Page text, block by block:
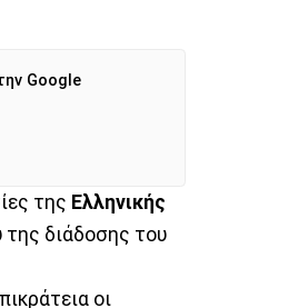
Google
της Ελληνικής
διάδοσης του
οι